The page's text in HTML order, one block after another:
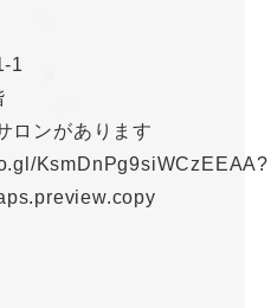
1
ロンがあります
KsmDnPg9siWCzEEAA?